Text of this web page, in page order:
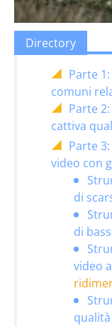
Directory
Parte
comuni
Parte
cattiva
Parte
video con
di
di
video